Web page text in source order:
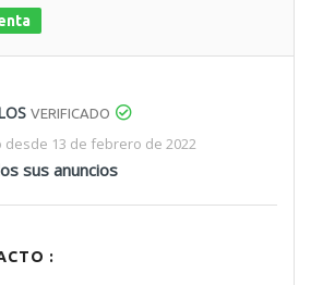
VERIFICADO
desde 13 de febrero de 2022
sus anuncios
: